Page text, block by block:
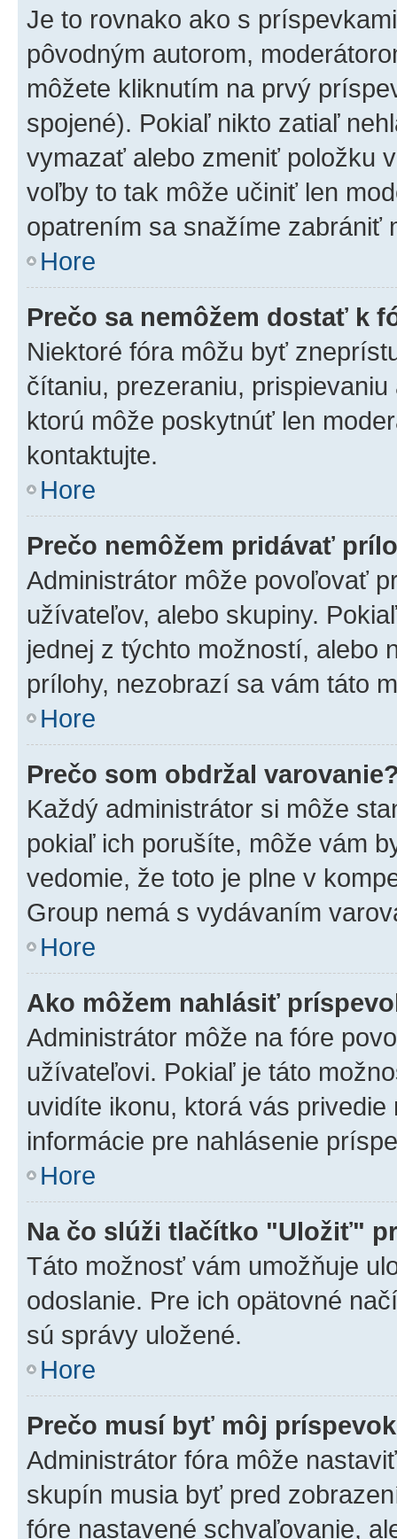
Je to rovnako ako s
pôvodným autorom,
môžete kliknutím na prvý
spojené). Pokiaľ nikto zatiaľ
vymazať alebo zmeniť položku
voľby to tak môže učiniť len
opatrením sa snažíme zabrániť
Hore
Prečo sa nemôžem dostať k
Niektoré fóra môžu byť
čítaniu, prezeraniu,
ktorú môže poskytnúť len
kontaktujte.
Hore
Prečo nemôžem pridávať
Administrátor môže povoľovať
užívateľov, alebo skupiny.
jednej z týchto možností, alebo
prílohy, nezobrazí sa vám táto
Hore
Prečo som obdržal
Každý administrátor si môže
pokiaľ ich porušíte, môže vám
vedomie, že toto je plne v
Group nemá s vydávaním
Hore
Ako môžem nahlásiť
Administrátor môže na fóre
užívateľovi. Pokiaľ je táto
uvidíte ikonu, ktorá vás
informácie pre nahlásenie
Hore
Na čo slúži tlačítko "Uložiť"
Táto možnosť vám umožňuje
odoslanie. Pre ich opätovné
sú správy uložené.
Hore
Prečo musí byť môj
Administrátor fóra môže
skupín musia byť pred
fóre nastavené schvaľovanie,